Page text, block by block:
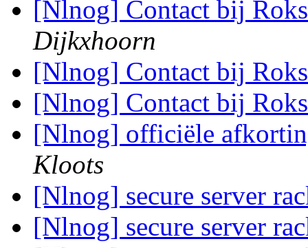
[Nlnog] Contact bij
Dijkxhoorn
[Nlnog] Contact bij
[Nlnog] Contact bij
[Nlnog] officiële
Kloots
[Nlnog] secure server
[Nlnog] secure server